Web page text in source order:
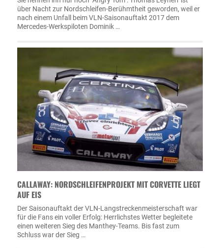
über Nacht zur Nordschleifen-Berühmtheit geworden, weil er
nach einem Unfall beim VLN-Saisonauftakt 2017 dem
Mercedes-Werkspiloten Dominik …
CALLAWAY: NORDSCHLEIFENPROJEKT MIT CORVETTE LIEGT
AUF EIS
Der Saisonauftakt der VLN-Langstreckenmeisterschaft war
für die Fans ein voller Erfolg: Herrlichstes Wetter begleitete
einen weiteren Sieg des Manthey-Teams. Bis fast zum
Schluss war der Sieg …